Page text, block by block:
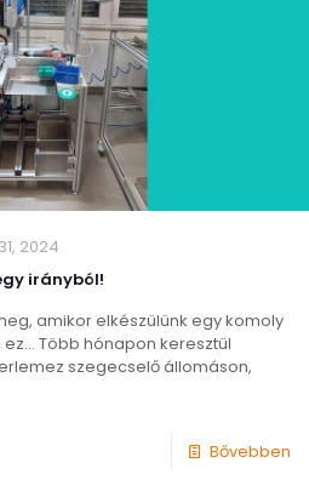
2024
irányból!
amikor elkészülünk egy komoly
Több hónapon keresztül
szegecselő állomáson,
Bővebben